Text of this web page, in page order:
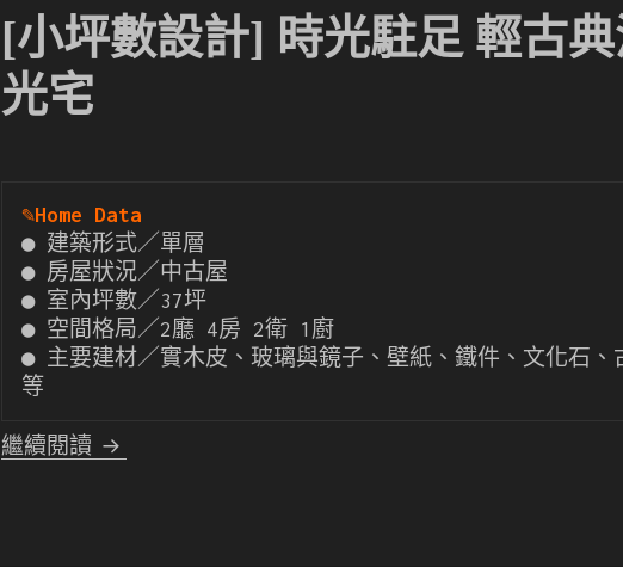
[小坪數設計] 時光駐足 輕古
光宅
✎Home Data
● 建築形式／單層
● 房屋狀況／中古屋
● 室內坪數／37坪
● 空間格局／2廳 4房 2衛 1廚
● 主要建材／實木皮、玻璃與鏡子、壁紙、鐵件、文化石、
等
繼續閱讀 [小坪數設計] 時光駐足 輕古典溫暖陽光宅